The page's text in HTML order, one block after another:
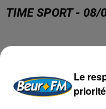
TIME SPORT - 08/
Time Sports
Le
priorité